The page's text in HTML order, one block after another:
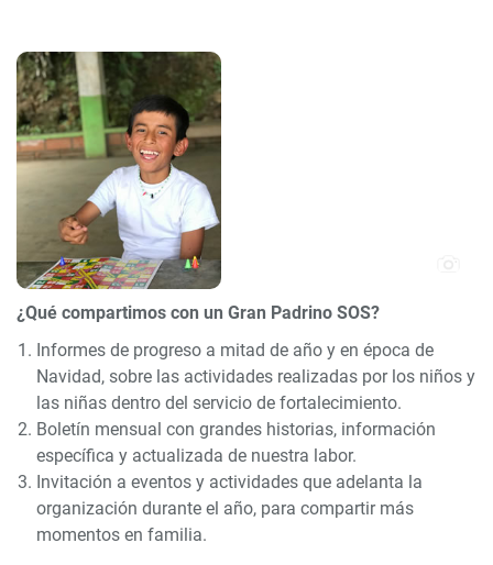
¿Qué compartimos con un Gran Padrino SOS?
Informes de progreso a mitad de año y en época de
Navidad, sobre las actividades realizadas por los niños y
las niñas dentro del servicio de fortalecimiento.
Boletín mensual con grandes historias, información
específica y actualizada de nuestra labor.
Invitación a eventos y actividades que adelanta la
organización durante el año, para compartir más
momentos en familia.